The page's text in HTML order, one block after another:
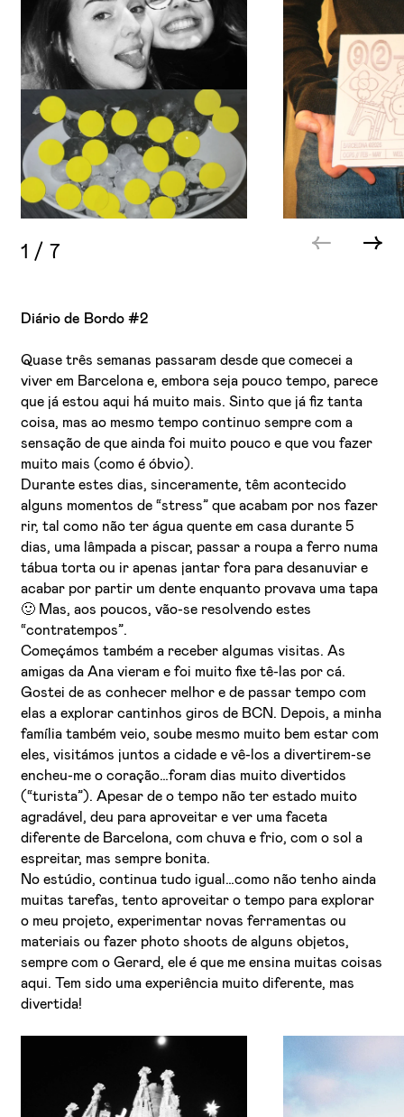
1 /7
Diário de Bordo #2
Quase três semanas passaram desde que comecei a
viver em Barcelona e, embora seja pouco tempo, parece
que já estou aqui há muito mais. Sinto que já fiz tanta
coisa, mas ao mesmo tempo continuo sempre com a
sensação de que ainda foi muito pouco e que vou fazer
muito mais (como é óbvio).
Durante estes dias, sinceramente, têm acontecido
alguns momentos de “stress” que acabam por nos fazer
rir, tal como não ter água quente em casa durante 5
dias, uma lâmpada a piscar, passar a roupa a ferro numa
tábua torta ou ir apenas jantar fora para desanuviar e
acabar por partir um dente enquanto provava uma tapa
🙂 Mas, aos poucos, vão-se resolvendo estes
“contratempos”.
Começámos também a receber algumas visitas. As
amigas da Ana vieram e foi muito fixe tê-las por cá.
Gostei de as conhecer melhor e de passar tempo com
elas a explorar cantinhos giros de BCN. Depois, a minha
família também veio, soube mesmo muito bem estar com
eles, visitámos juntos a cidade e vê-los a divertirem-se
encheu-me o coração…foram dias muito divertidos
(“turista”). Apesar de o tempo não ter estado muito
agradável, deu para aproveitar e ver uma faceta
diferente de Barcelona, com chuva e frio, com o sol a
espreitar, mas sempre bonita.
No estúdio, continua tudo igual…como não tenho ainda
muitas tarefas, tento aproveitar o tempo para explorar
o meu projeto, experimentar novas ferramentas ou
materiais ou fazer photo shoots de alguns objetos,
sempre com o Gerard, ele é que me ensina muitas coisas
aqui. Tem sido uma experiência muito diferente, mas
divertida!